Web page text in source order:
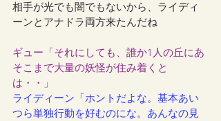
相手が光でも闇でもないから、ライディ
ーンとアナドラ両方来たんだね
ギュー「それにしても、誰か1人の丘にあ
そこまで大量の妖怪が住み着くと
は・・」
ライディーン「ホントだよな。基本あい
つら単独行動を好むのにな。あんなの見